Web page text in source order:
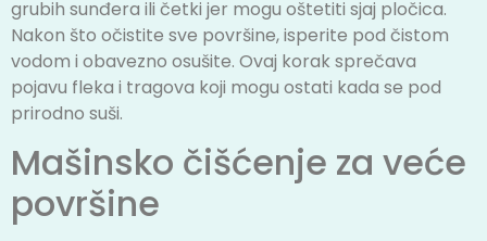
grubih sunđera ili četki jer mogu oštetiti sjaj pločica.
Nakon što očistite sve površine, isperite pod čistom
vodom i obavezno osušite. Ovaj korak sprečava
pojavu fleka i tragova koji mogu ostati kada se pod
prirodno suši.
Mašinsko čišćenje za veće
površine